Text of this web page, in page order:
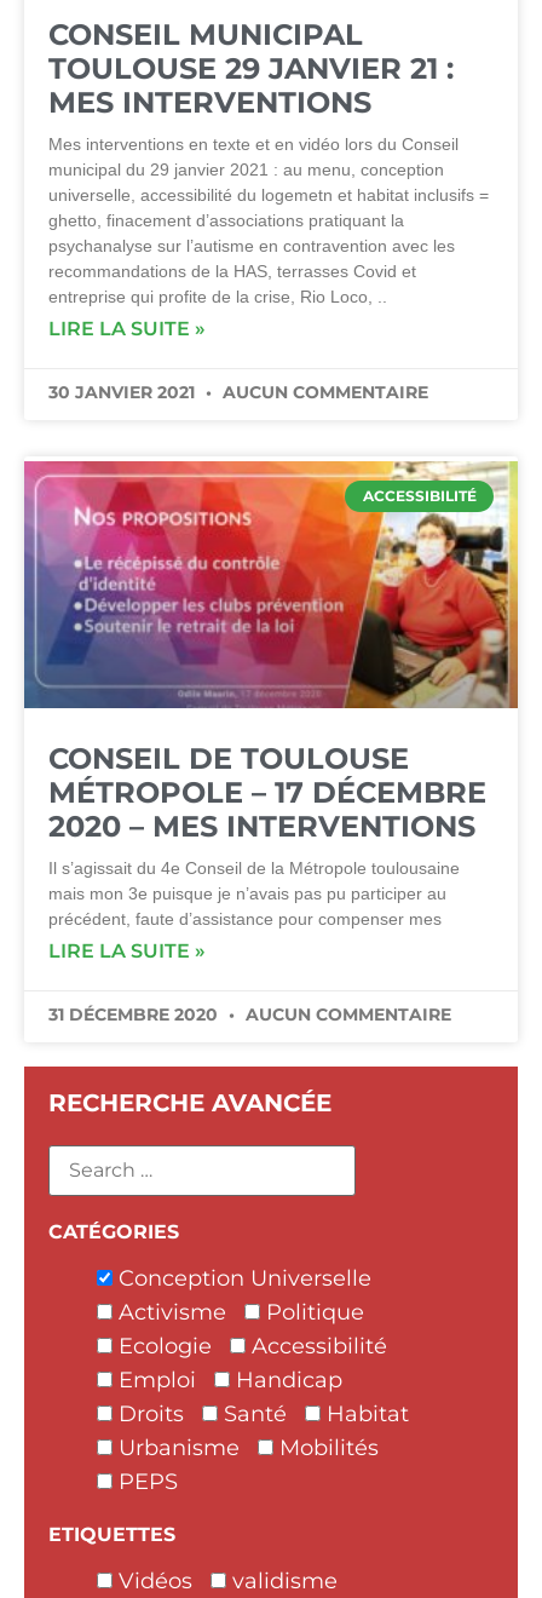
CONSEIL MUNICIPAL
TOULOUSE 29 JANVIER 21 :
MES INTERVENTIONS
Mes interventions en texte et en vidéo lors du Conseil
municipal du 29 janvier 2021 : au menu, conception
universelle, accessibilité du logemetn et habitat inclusifs =
ghetto, finacement d’associations pratiquant la
psychanalyse sur l’autisme en contravention avec les
recommandations de la HAS, terrasses Covid et
entreprise qui profite de la crise, Rio Loco, ..
LIRE LA SUITE »
30 JANVIER 2021 AUCUN COMMENTAIRE
ACCESSIBILITÉ
CONSEIL DE TOULOUSE
MÉTROPOLE – 17 DÉCEMBRE
2020 – MES INTERVENTIONS
Il s’agissait du 4e Conseil de la Métropole toulousaine
mais mon 3e puisque je n’avais pas pu participer au
précédent, faute d’assistance pour compenser mes
LIRE LA SUITE »
31 DÉCEMBRE 2020 AUCUN COMMENTAIRE
RECHERCHE AVANCÉE
CATÉGORIES
Conception Universelle
Activisme
Politique
Ecologie
Accessibilité
Emploi
Handicap
Droits
Santé
Habitat
Urbanisme
Mobilités
PEPS
ETIQUETTES
Vidéos validisme